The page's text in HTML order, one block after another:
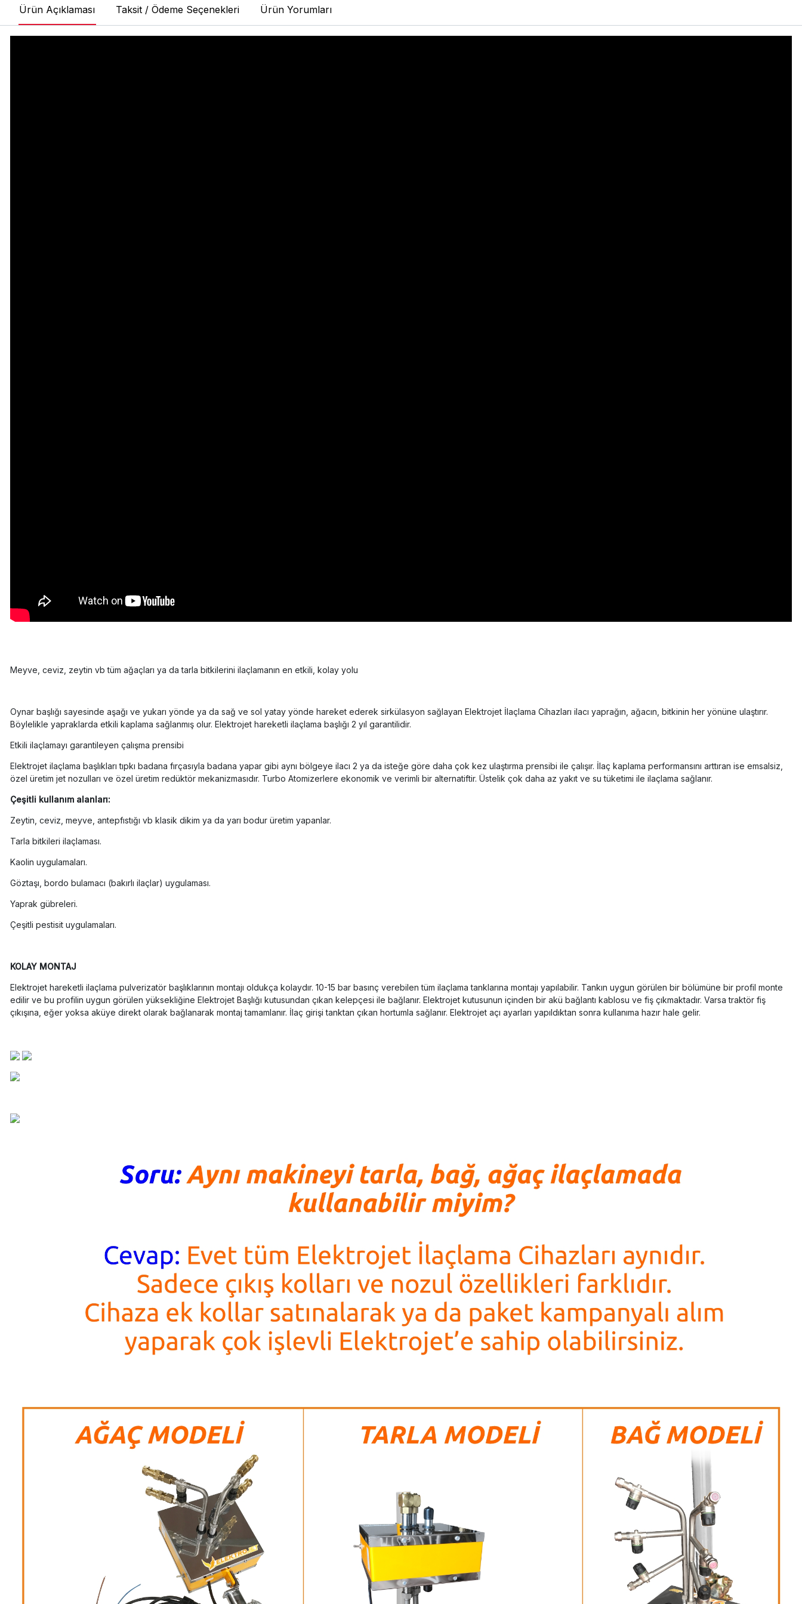
Ürün Açıklaması Taksit / Ödeme Seçenekleri Ürün Yorumları
Meyve, ceviz, zeytin vb tüm ağaçları ya da tarla bitkilerini ilaçlamanın en etkili, kolay yolu
Oynar başlığı sayesinde aşağı ve yukarı yönde ya da sağ ve sol yatay yönde hareket ederek sirkülasyon sağlayan Elektrojet İlaçlama Cihazları ilacı yaprağın, ağacın, bitkinin her yönüne ulaştırır.
Böylelikle yapraklarda etkili kaplama sağlanmış olur. Elektrojet hareketli ilaçlama başlığı 2 yıl garantilidir.
Etkili ilaçlamayı garantileyen çalışma prensibi
Elektrojet ilaçlama başlıkları tıpkı badana fırçasıyla badana yapar gibi aynı bölgeye ilacı 2 ya da isteğe göre daha çok kez ulaştırma prensibi ile çalışır. İlaç kaplama performansını arttıran ise emsalsiz,
özel üretim jet nozulları ve özel üretim redüktör mekanizmasıdır. Turbo Atomizerlere ekonomik ve verimli bir alternatiftir. Üstelik çok daha az yakıt ve su tüketimi ile ilaçlama sağlanır.
Çeşitli kullanım alanları:
Zeytin, ceviz, meyve, antepfıstığı vb klasik dikim ya da yarı bodur üretim yapanlar.
Tarla bitkileri ilaçlaması.
Kaolin uygulamaları.
Göztaşı, bordo bulamacı (bakırlı ilaçlar) uygulaması.
Yaprak gübreleri.
Çeşitli pestisit uygulamaları.
KOLAY MONTAJ
Elektrojet hareketli ilaçlama pulverizatör başlıklarının montajı oldukça kolaydır. 10-15 bar basınç verebilen tüm ilaçlama tanklarına montajı yapılabilir. Tankın uygun görülen bir bölümüne bir profil monte
edilir ve bu profilin uygun görülen yüksekliğine Elektrojet Başlığı kutusundan çıkan kelepçesi ile bağlanır. Elektrojet kutusunun içinden bir akü bağlantı kablosu ve fiş çıkmaktadır. Varsa traktör fiş
çıkışına, eğer yoksa aküye direkt olarak bağlanarak montaj tamamlanır. İlaç girişi tanktan çıkan hortumla sağlanır. Elektrojet açı ayarları yapıldıktan sonra kullanıma hazır hale gelir.